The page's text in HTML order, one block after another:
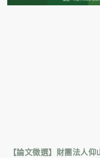
【論文徵選】財團法人